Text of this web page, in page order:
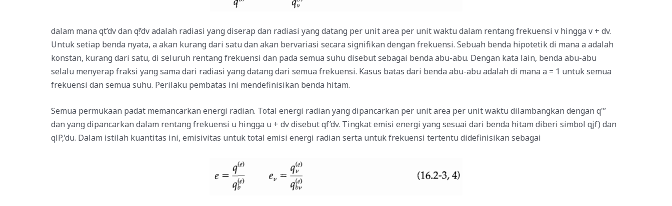
dalam mana qt’dv dan q!’dv adalah radiasi yang diserap dan radiasi yang datang per unit area per unit waktu dalam rentang frekuensi v hingga v + dv.
Untuk setiap benda nyata, a akan kurang dari satu dan akan bervariasi secara signifikan dengan frekuensi. Sebuah benda hipotetik di mana a adalah
konstan, kurang dari satu, di seluruh rentang frekuensi dan pada semua suhu disebut sebagai benda abu-abu. Dengan kata lain, benda abu-abu
selalu menyerap fraksi yang sama dari radiasi yang datang dari semua frekuensi. Kasus batas dari benda abu-abu adalah di mana a = 1 untuk semua
frekuensi dan semua suhu. Perilaku pembatas ini mendefinisikan benda hitam.
Semua permukaan padat memancarkan energi radian. Total energi radian yang dipancarkan per unit area per unit waktu dilambangkan dengan q'”
dan yang dipancarkan dalam rentang frekuensi u hingga u + dv disebut qf’dv. Tingkat emisi energi yang sesuai dari benda hitam diberi simbol qjf) dan
qlP,’du. Dalam istilah kuantitas ini, emisivitas untuk total emisi energi radian serta untuk frekuensi tertentu didefinisikan sebagai